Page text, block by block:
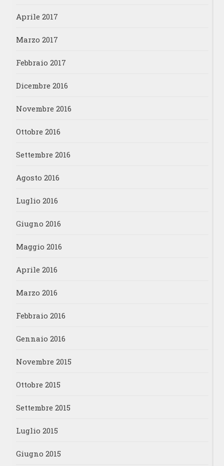
Aprile 2017
Marzo 2017
Febbraio 2017
Dicembre 2016
Novembre 2016
Ottobre 2016
Settembre 2016
Agosto 2016
Luglio 2016
Giugno 2016
Maggio 2016
Aprile 2016
Marzo 2016
Febbraio 2016
Gennaio 2016
Novembre 2015
Ottobre 2015
Settembre 2015
Luglio 2015
Giugno 2015